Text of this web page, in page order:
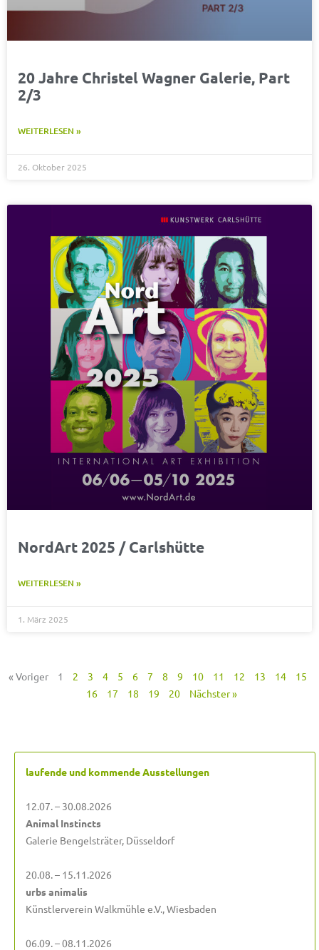
20 Jahre Christel Wagner Galerie, Part
2/3
WEITERLESEN »
26. Oktober 2025
NordArt 2025 / Carlshütte
WEITERLESEN »
1. März 2025
« Voriger 1 2 3 4 5 6 7 8 9 10 11 12 13 14
15
16
17 18 19 20 Nächster »
laufende und kommende Ausstellungen
12.07. – 30.08.2026
Animal Instincts
Galerie Bengelsträter, Düsseldorf
20.08. – 15.11.2026
urbs animalis
Künstlerverein Walkmühle e.V., Wiesbaden
06.09. – 08.11.2026